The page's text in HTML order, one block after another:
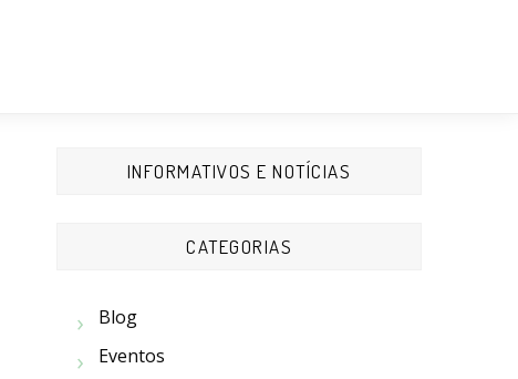
INFORMATIVOS E NOTÍCIAS
CATEGORIAS
Blog
Eventos